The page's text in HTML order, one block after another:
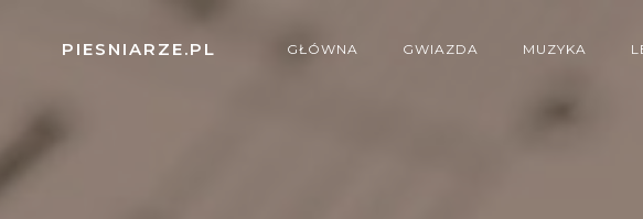
PIESNIARZE.PL GŁÓWNA GWIAZDA MUZYKA